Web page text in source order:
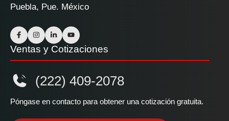
Puebla, Pue. México
Ventas y Cotizaciones
(222) 409-2078
Póngase en contacto para obtener una cotización gratuita.